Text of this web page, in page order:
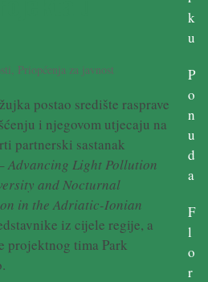
Priopćenja za javnost
postao središte rasprave
i njegovom utjecaju na
partnerski sastanak
Advancing Light Pollution
and Nocturnal
in the Adriatic-Ionian
iz cijele regije, a
projektnog tima Park
k
u
P
o
n
u
d
a
F
l
o
r